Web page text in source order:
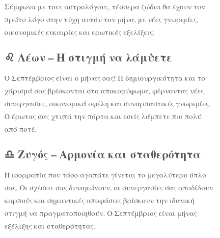
Σύμφωνα με τους αστρολόγους, τέσσερα ζώδια θα έχουν τον
πρώτο λόγο στην τύχη αυτόν τον μήνα, με νέες γνωριμίες,
οικονομικές ευκαιρίες και ερωτικές εξελίξεις.
♌ Λέων – Η στιγμή να λάμψετε
Ο Σεπτέμβριος είναι ο μήνας σας! Η δημιουργικότητα και το
χάρισμά σας βρίσκονται στο αποκορύφωμα, φέρνοντας νέες
συνεργασίες, οικονομικά οφέλη και συναρπαστικές γνωριμίες.
Ο έρωτας σας χτυπά την πόρτα και εσείς λάμπετε πιο πολύ
από ποτέ.
♎ Ζυγός – Αρμονία και σταθερότητα
Η ισορροπία που τόσο αγαπάτε γίνεται το μεγαλύτερο όπλο
σας. Οι σχέσεις σας δυναμώνουν, οι συνεργασίες σας αποδίδουν
καρπούς και σημαντικές αποφάσεις βρίσκουν την ιδανική
στιγμή να πραγματοποιηθούν. Ο Σεπτέμβριος είναι μήνας
εξέλιξης και σταθερότητας.